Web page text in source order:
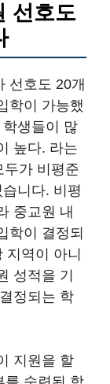
선호도
선호도 20개
학이 가능했
생들이 많
높다. 라는
두가 비평준
니다. 비평
중교원 내
학이 결정되
역이 아니
성적을 기
정되는 학
지원을 할